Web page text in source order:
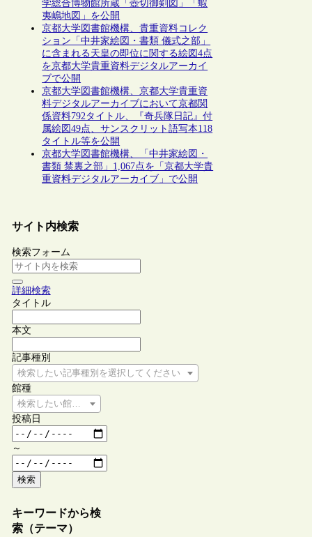
学総合博物館所蔵「壺切御剣図」「蝦
夷嶋地図」を公開
京都大学図書館機構、貴重資料コレク
ション「中井家絵図・書類 儀式之部」
に含まれる天皇の即位に関する絵図4点
を京都大学貴重資料デジタルアーカイ
ブで公開
京都大学図書館機構、京都大学貴重資
料デジタルアーカイブにおいて京都関
係資料792タイトル、『奇兵隊日記』付
属絵図49点、サンスクリット語写本118
タイトル等を公開
京都大学図書館機構、「中井家絵図・
書類 禁裏之部」1,067点を「京都大学貴
重資料デジタルアーカイブ」で公開
サイト内検索
検索フォーム
詳細検索
タイトル
本文
記事種別
検索したい記事種別を選択してください
館種
検索したい館種を選択してください
投稿日
～
検索
キーワードから検
索（テーマ）